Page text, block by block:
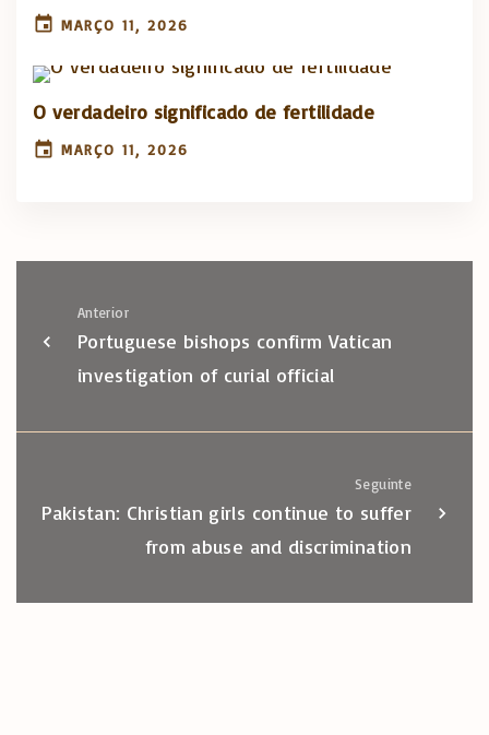
MARÇO 11, 2026
O verdadeiro significado de fertilidade
MARÇO 11, 2026
Anterior
Portuguese bishops confirm Vatican
investigation of curial official
Seguinte
Pakistan: Christian girls continue to suffer
from abuse and discrimination